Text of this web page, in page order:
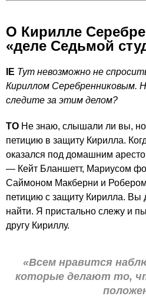
О Кирилле
«деле Седьмой
IE Тут невозможно не
Кириллом Серебренниковым.
следите за этим делом?
ТО Не знаю, слышали ли вы, но
петицию в защиту Кирилла.
оказался под домашним
— Кейт Бланшетт, Мариусом
Саймоном Макберни и
петицию с защиту Кирилла. Вы
найти. Я пристально слежу и
другу Кириллу.
«Всем нравится
которые делают то,